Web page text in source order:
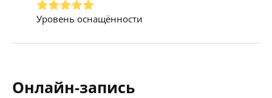
Уровень оснащённости
Онлайн-запись